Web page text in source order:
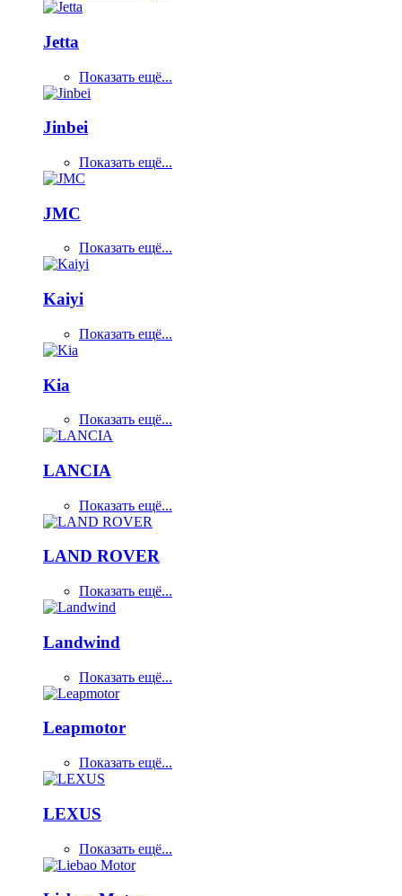
Jetta
Показать ещё...
Jinbei
Показать ещё...
JMC
Показать ещё...
Kaiyi
Показать ещё...
Kia
Показать ещё...
LANCIA
Показать ещё...
LAND ROVER
Показать ещё...
Landwind
Показать ещё...
Leapmotor
Показать ещё...
LEXUS
Показать ещё...